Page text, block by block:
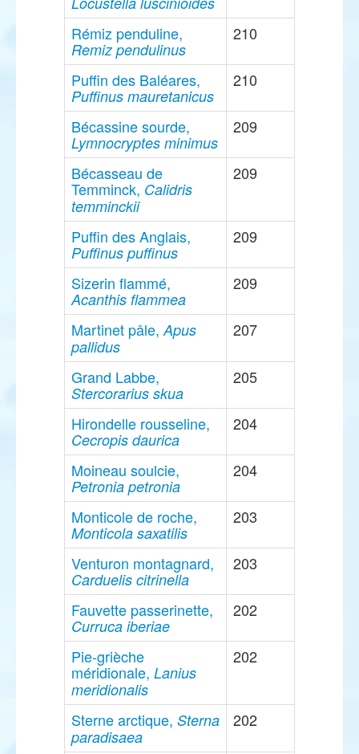
Rémiz penduline,
Remiz pendulinus
210
Puffin des Baléares,
Puffinus mauretanicus
210
Bécassine sourde,
Lymnocryptes minimus
209
Bécasseau de
Temminck, Calidris
temminckii
209
Puffin des Anglais,
Puffinus puffinus
209
Sizerin flammé,
Acanthis flammea
209
Martinet pâle,Apus
pallidus
207
Grand Labbe,
Stercorarius skua
205
Hirondelle rousseline,
Cecropis daurica
204
Moineau soulcie,
Petronia petronia
204
Monticole de roche,
Monticola saxatilis
203
Venturon montagnard,
Carduelis citrinella
203
Fauvette passerinette,
Curruca iberiae
202
Pie-grièche
méridionale, Lanius
meridionalis
202
Sterne arctique, Sterna
paradisaea
202